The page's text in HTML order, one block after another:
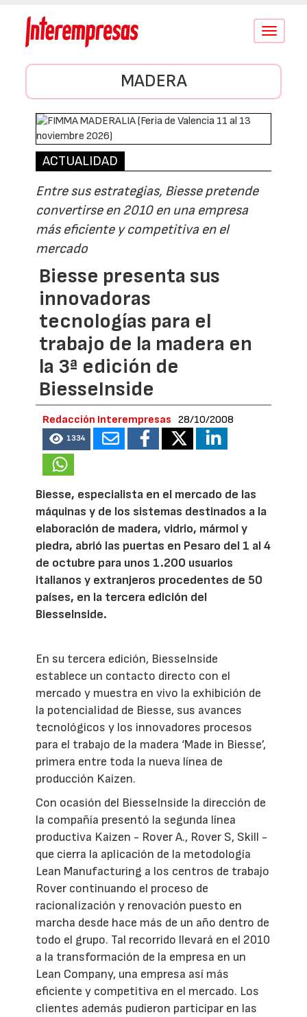
Conmutar
MADERA
ACTUALIDAD
Entre sus estrategias, Biesse pretende
convertirse en 2010 en una empresa
más eficiente y competitiva en el
mercado
Biesse presenta sus
innovadoras
tecnologías para el
trabajo de la madera en
la 3ª edición de
BiesseInside
Redacción Interempresas 28/10/2008
1334
Biesse, especialista en el mercado de las
máquinas y de los sistemas destinados a la
elaboración de madera, vidrio, mármol y
piedra, abrió las puertas en Pesaro del 1 al 4
de octubre para unos 1.200 usuarios
italianos y extranjeros procedentes de 50
países, en la tercera edición del
BiesseInside.
En su tercera edición, BiesseInside
establece un contacto directo con el
mercado y muestra en vivo la exhibición de
la potencialidad de Biesse, sus avances
tecnológicos y los innovadores procesos
para el trabajo de la madera ‘Made in Biesse’,
primera entre toda la nueva línea de
producción Kaizen.
Con ocasión del BiesseInside la dirección de
la compañía presentó la segunda línea
productiva Kaizen - Rover A., Rover S, Skill -
que cierra la aplicación de la metodología
Lean Manufacturing a los centros de trabajo
Rover continuando el proceso de
racionalización y renovación puesto en
marcha desde hace más de un año dentro de
todo el grupo. Tal recorrido llevará en el 2010
a la transformación de la empresa en un
Lean Company, una empresa así más
eficiente y competitiva en el mercado. Los
clientes además pudieron participar en las